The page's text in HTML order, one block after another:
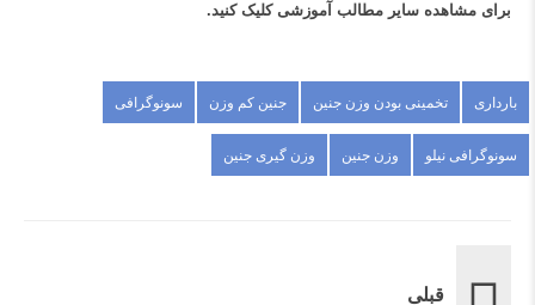
برای مشاهده سایر مطالب آموزشیکلیک کنید.
بارداری تخمینی بودن وزن جنین جنین کم وزن سونوگرافی
سونوگرافی نیلو وزن جنین وزن گیری جنین
قبلی